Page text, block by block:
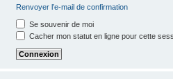
Renvoyer l’e-mail de confirmation
Se souvenir de moi
Cacher mon statut en ligne pour cette